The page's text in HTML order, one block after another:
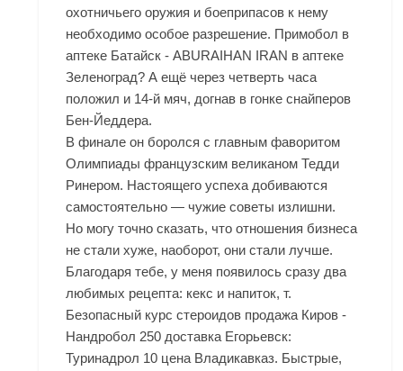
охотничьего оружия и боеприпасов к нему
необходимо особое разрешение. Примобол в
аптеке Батайск - ABURAIHAN IRAN в аптеке
Зеленоград? А ещё через четверть часа
положил и 14-й мяч, догнав в гонке снайперов
Бен-Йеддера.
В финале он боролся с главным фаворитом
Олимпиады французским великаном Тедди
Ринером. Настоящего успеха добиваются
самостоятельно — чужие советы излишни.
Но могу точно сказать, что отношения бизнеса
не стали хуже, наоборот, они стали лучше.
Благодаря тебе, у меня появилось сразу два
любимых рецепта: кекс и напиток, т.
Безопасный курс стероидов продажа Киров -
Нандробол 250 доставка Егорьевск:
Туринадрол 10 цена Владикавказ. Быстрые,